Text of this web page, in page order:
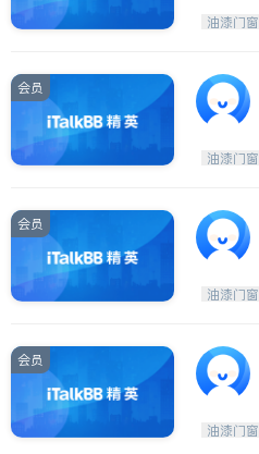
油漆门窗
会员
油漆门窗
会员
油漆门窗
会员
油漆门窗